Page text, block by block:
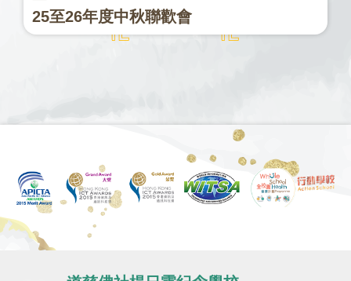
25至26年度中秋聯歡會